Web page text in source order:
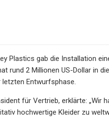
Plastics gab die Installation
rund 2 Millionen US-Dollar in
Entwurfsphase.
für Vertrieb, erklärte: „Wir
hochwertige Kleider zu